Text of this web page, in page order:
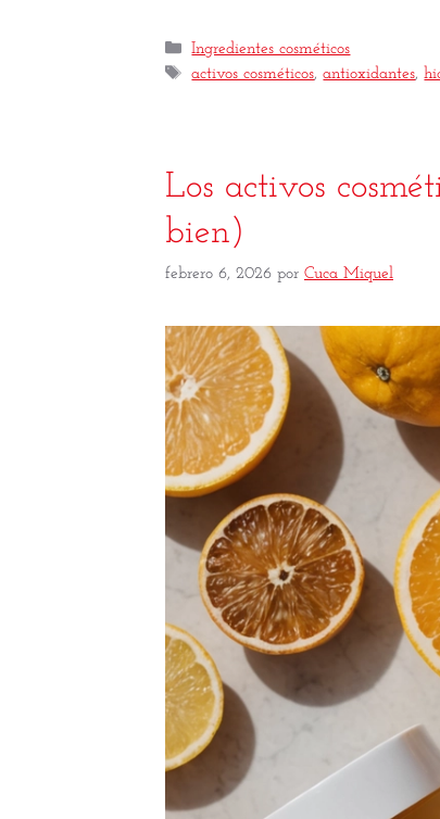
Ingredientes cosméticos
activos cosméticos,antioxidantes,
Los activos
bien)
febrero 6, 2026 por Cuca Miquel